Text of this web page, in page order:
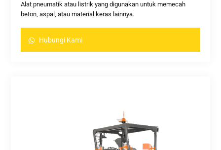
Alat pneumatik atau listrik yang digunakan untuk memecah
beton, aspal, atau material keras lainnya.
Hubungi Kami